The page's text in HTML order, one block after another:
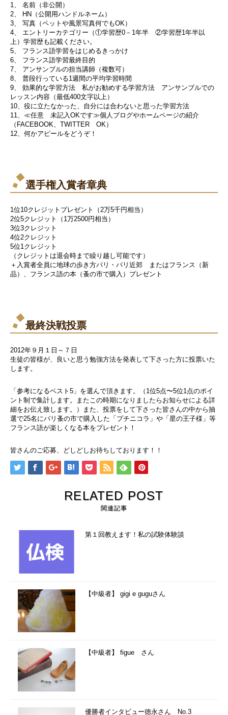
1、 名前（非公開）
2、 HN（公開用ハンドルネーム）
3、 写真（ペットや風景写真何でもOK）
4、 エントリーカテゴリー（①学習歴0－1年半 ②学習歴1年半以
上）学習歴も記載ください。
5、 フランス語学習をはじめるきっかけ
6、 フランス語学習最終目的
7、 アンサンブルの担当講師（複数可）
8、 普段行っている1週間の平均学習時間
9、 効果的な学習方法 私がお勧めする学習方法 アンサンブルでの
レッスン内容（最低400文字以上）
10、役に立たなかった、自分には合わないと思った学習方法
11、≪任意 未記入OKです≫個人ブログやホームページの紹介
（FACEBOOK、TWITTER OK）
12、何かアピールをどうぞ！
選手権入賞者章典
1位10クレジットプレゼント（2万5千円相当）
2位5クレジット（1万2500円相当）
3位3クレジット
4位2クレジット
5位1クレジット
（クレジットは退会時まで繰り越し可能です）
＋入賞者全員に地球の歩き方パリ・パリ近郊 またはフランス（新
品）、フランス語の本（蚤の市で購入）プレゼント
最終決戦投票
2012年９月１日～７日
生徒の皆様が、良いと思う勉強方法を発表して下さった方に投票いた
します。
「参考になるベスト5」を選んで頂きます。（1位5点〜5位1点のポイ
ント制で集計します。またこの時期になりましたらお知らせによる詳
細をお伝え致します。）また、投票をして下さった皆さんの中から抽
選で25名にパリ蚤の市で購入した「プチニコラ」や「星の王子様」等
フランス語が楽しくなる本をプレゼント！
皆さんのご応募、どしどしお待ちしております！！
RELATED POST
関連記事
第１回教えます！私の試験体験談
【中級者】 gigi e guguさん
【中級者】 figue さん
優勝者インタビュー徳永さん No.3